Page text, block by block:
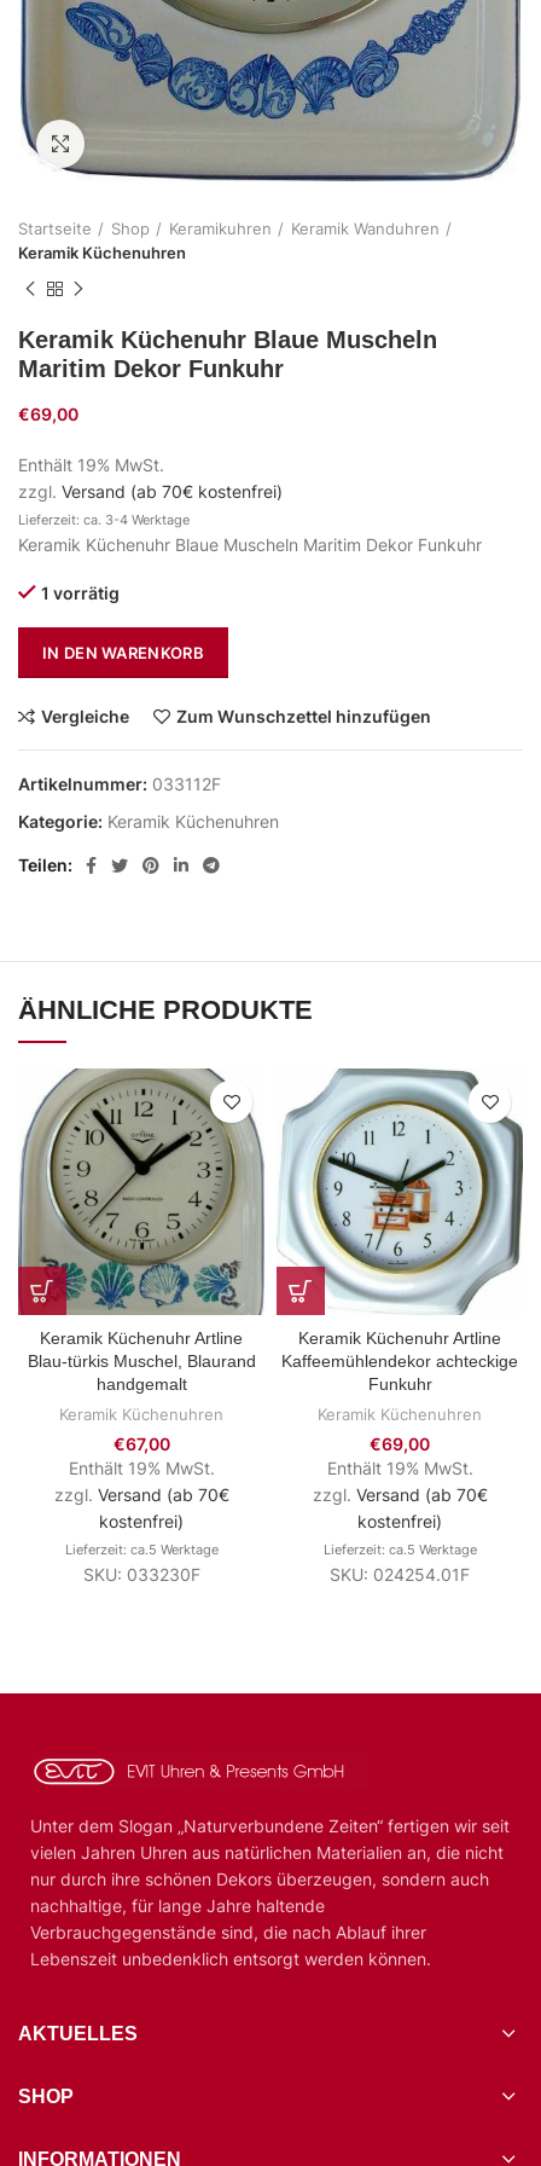
Startseite Shop Keramikuhren
Keramik Wanduhren
Keramik Küchenuhren
Keramik Küchenuhr Blaue Muscheln
Maritim Dekor Funkuhr
€69,00
Enthält 19% MwSt.
zzgl. Versand (ab 70€ kostenfrei)
Lieferzeit: ca. 3-4 Werktage
Keramik Küchenuhr Blaue Muscheln Maritim Dekor Funkuhr
1 vorrätig
IN DEN WARENKORB
Vergleiche Zum Wunschzettel hinzufügen
Artikelnummer: 033112F
Kategorie: Keramik Küchenuhren
Teilen
ÄHNLICHE PRODUKTE
Keramik Küchenuhr Artline
Blau-türkis Muschel, Blaurand
handgemalt
Keramik Küchenuhren
€67,00
Enthält 19% MwSt.
zzgl. Versand (ab 70€
kostenfrei)
Lieferzeit: ca.5 Werktage
SKU: 033230F
Keramik Küchenuhr Artline
Kaffeemühlendekor achteckige
Funkuhr
Keramik Küchenuhren
€69,00
Enthält 19% MwSt.
zzgl. Versand (ab 70€
kostenfrei)
Lieferzeit: ca.5 Werktage
SKU: 024254.01F
Unter dem Slogan „Naturverbundene Zeiten“ fertigen wir seit
vielen Jahren Uhren aus natürlichen Materialien an, die nicht
nur durch ihre schönen Dekors überzeugen, sondern auch
nachhaltige, für lange Jahre haltende
Verbrauchgegenstände sind, die nach Ablauf ihrer
Lebenszeit unbedenklich entsorgt werden können.
AKTUELLES
SHOP
INFORMATIONEN